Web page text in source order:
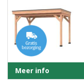
Meer info